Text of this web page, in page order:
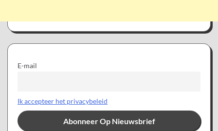
E-mail
Ik accepteer het privacybeleid